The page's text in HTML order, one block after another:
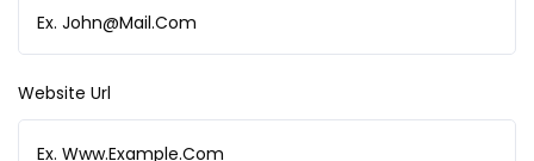
Website Url